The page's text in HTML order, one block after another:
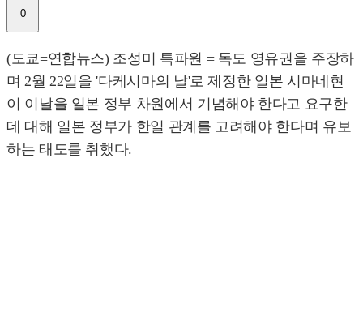
0
(도쿄=연합뉴스) 조성미 특파원 = 독도 영유권을 주장하
며 2월 22일을 '다케시마의 날'로 제정한 일본 시마네현
이 이날을 일본 정부 차원에서 기념해야 한다고 요구한
데 대해 일본 정부가 한일 관계를 고려해야 한다며 유보
하는 태도를 취했다.